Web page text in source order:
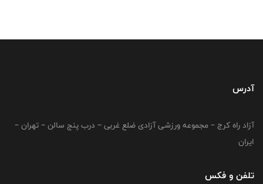
آدرس
آزاد راه کرج – مجموعه ورزشی آزادی ضلع غربی – درب پنج سالن – تهران –
ایران
تلفن و فکس